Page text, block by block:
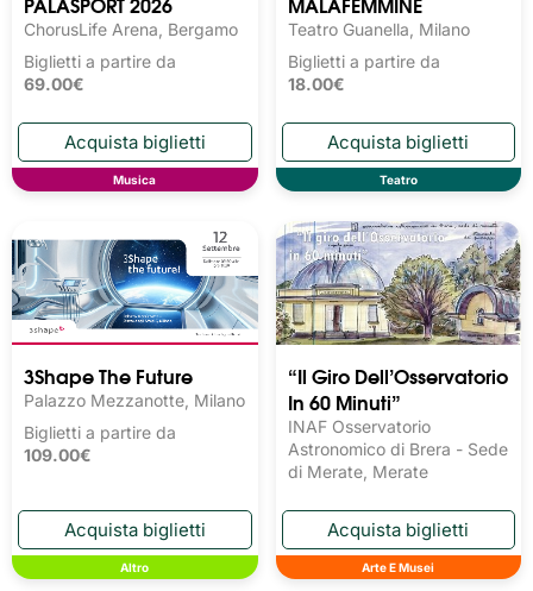
ChorusLife Arena, Bergamo
Biglietti a partire da
69.00€
Musica
Teatro Guanella, Milano
Biglietti a partire da
18.00€
Teatro
3Shape The Future
Palazzo Mezzanotte, Milano
Biglietti a partire da
109.00€
Altro
“Il Giro Dell’Osservatorio
In 60 Minuti”
INAF Osservatorio
Astronomico di Brera - Sede
di Merate, Merate
Arte E Musei